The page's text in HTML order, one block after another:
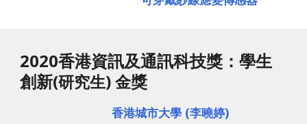
2020香港資訊及通訊科技獎：學生
創新(研究生) 金獎
香港城市大學 (李曉婷)